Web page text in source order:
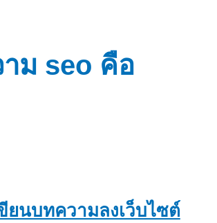
ม seo คือ
ยนบทความลงเว็บไซต์